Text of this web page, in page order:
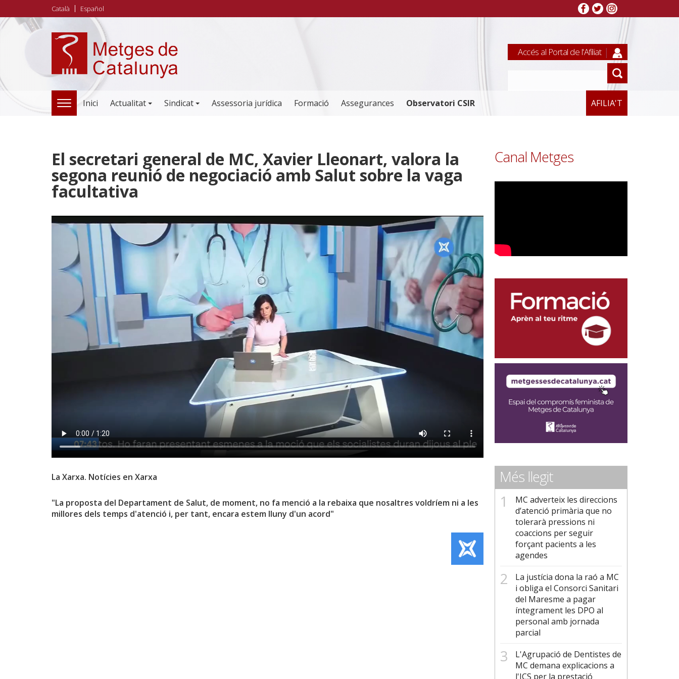
al
contingut
Català Español
TOGGLE
NAVIGATION
Inici Actualitat Sindicat Assessoria jurídica Formació Assegurances Observatori CSIR AFILIA'T
Accés al Portal de l'Afiliat
El secretari general de MC, Xavier Lleonart, valora la
segona reunió de negociació amb Salut sobre la vaga
facultativa
La Xarxa. Notícies en Xarxa
"La proposta del Departament de Salut, de moment, no fa menció a la rebaixa que nosaltres voldríem ni a les
millores dels temps d'atenció i, per tant, encara estem lluny d'un acord"
Font
Canal Metges
Més llegit
MC adverteix les direccions
d’atenció primària que no
tolerarà pressions ni
coaccions per seguir
forçant pacients a les
agendes
La justícia dona la raó a MC
i obliga el Consorci Sanitari
del Maresme a pagar
íntegrament les DPO al
personal amb jornada
parcial
L'Agrupació de Dentistes de
MC demana explicacions a
l'ICS per la prestació